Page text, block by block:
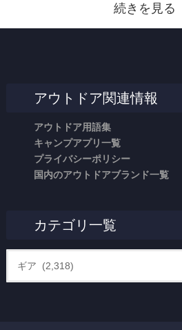
続きを見る
アウトドア関連情報
アウトドア用語集
キャンプアプリ一覧
プライバシーポリシー
国内のアウトドアブランド一覧
カテゴリ一覧